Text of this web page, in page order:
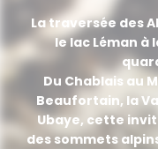
La traversée des
le lac Léman à
Du Chablais au
Beaufortain, la
Ubaye, cette
des sommets